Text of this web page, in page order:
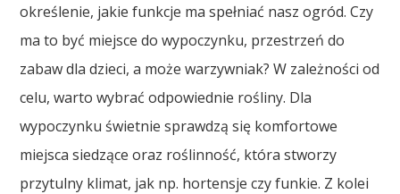
określenie, jakie funkcje ma spełniać nasz ogród. Czy
ma to być miejsce do wypoczynku, przestrzeń do
zabaw dla dzieci, a może warzywniak? W zależności od
celu, warto wybrać odpowiednie rośliny. Dla
wypoczynku świetnie sprawdzą się komfortowe
miejsca siedzące oraz roślinność, która stworzy
przytulny klimat, jak np. hortensje czy funkie. Z kolei